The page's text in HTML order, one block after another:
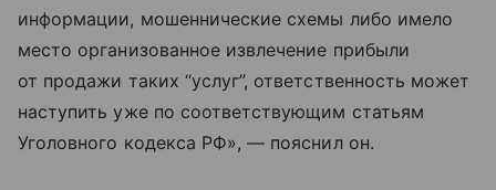
информации, мошеннические схемы либо имело
место организованное извлечение прибыли
от продажи таких “услуг”, ответственность может
наступить уже по соответствующим статьям
Уголовного кодекса РФ», — пояснил он.